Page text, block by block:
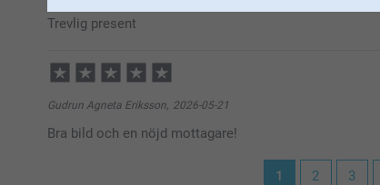
Tack för din fina återkoppling. Vad roligt att
nöjd.
Miia @smartphoto
Trevlig present
Gudrun Agneta Eriksson, 2026-05-21
Bra bild och en nöjd mottagare!
1 2 3